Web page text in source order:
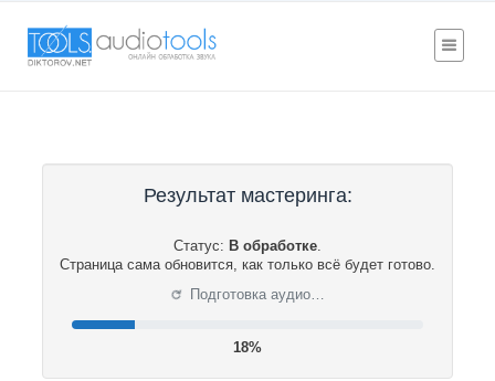
Результат мастеринга:
Статус: В обработке.
Страница сама обновится, как только всё будет готово.
⟳ Подготовка аудио…
19%